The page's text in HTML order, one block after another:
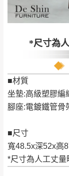
*尺寸為
■材質
坐墊:高級塑膠編
腳座:電鍍鐵管骨
■尺寸
寬48.5x深52x高
*尺寸為人工丈
基隆
苗栗
費用將
因大
機當
天在
由於
至百貨
若您選擇三
完成出貨15
工作天內送